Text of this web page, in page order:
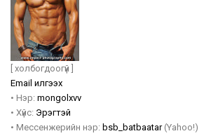
[ холбогдоогүй ]
Email илгээх
• Нэр: mongolxvv
• Хүйс: Эрэгтэй
• Мессенжерийн нэр: bsb_batbaatar(Yahoo!)